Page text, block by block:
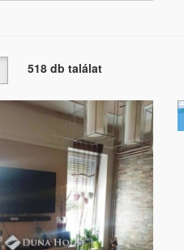
518 db találat